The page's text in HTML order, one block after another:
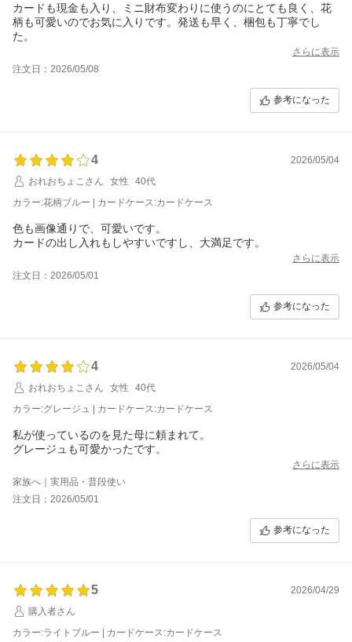
カードも現金も入り、ミニ財布変わりに使うのにとても良く、花
柄も可愛いのでお気に入りです。発送も早く、梱包も丁寧でし
た。
さらに表示
注文日：2026/05/08
参考になった
4
2026/05/04
おれおちょこさん
女性
40代
カラー:花柄ブルー | カードケース:カードケース
色も画像通りで、可愛いです。
カードの出し入れもしやすいですし、大満足です。
さらに表示
注文日：2026/05/01
参考になった
4
2026/05/04
おれおちょこさん
女性
40代
カラー:グレージュ | カードケース:カードケース
私が使っているのを見た母に頼まれて。
グレージュも可愛かったです。
さらに表示
家族へ｜実用品・普段使い
注文日：2026/05/01
参考になった
5
2026/04/29
購入者さん
カラー:ライトブルー | カードケース:カードケース